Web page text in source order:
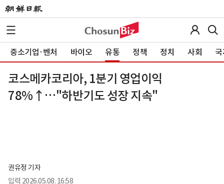
중소기업·벤처 바이오 유통 정책 정치 사회
코스메카코리아, 1분기 영업이익
78%↑…"하반기도 성장 지속"
권유정 기자
입력 2026.05.08. 16:58